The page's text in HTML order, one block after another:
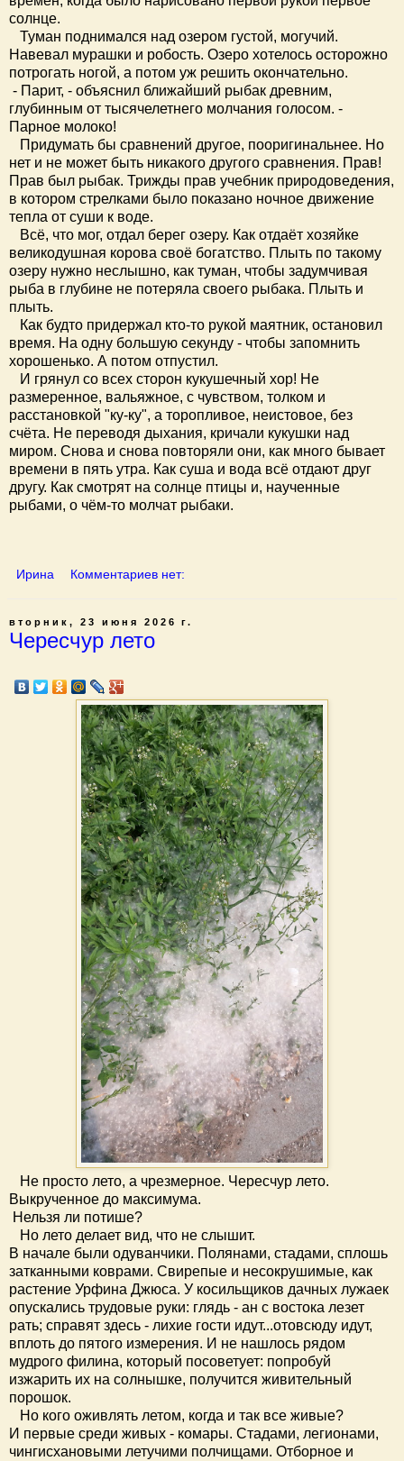
солнце.
Туман поднимался над озером густой, могучий.
Навевал мурашки и робость. Озеро хотелось осторожно
потрогать ногой, а потом уж решить окончательно.
- Парит, - объяснил ближайший рыбак древним,
глубинным от тысячелетнего молчания голосом. -
Парное молоко!
Придумать бы сравнений другое, пооригинальнее. Но
нет и не может быть никакого другого сравнения. Прав!
Прав был рыбак. Трижды прав учебник природоведения,
в котором стрелками было показано ночное движение
тепла от суши к воде.
Всё, что мог, отдал берег озеру. Как отдаёт хозяйке
великодушная корова своё богатство. Плыть по такому
озеру нужно неслышно, как туман, чтобы задумчивая
рыба в глубине не потеряла своего рыбака. Плыть и
плыть.
Как будто придержал кто-то рукой маятник, остановил
время. На одну большую секунду - чтобы запомнить
хорошенько. А потом отпустил.
И грянул со всех сторон кукушечный хор! Не
размеренное, вальяжное, с чувством, толком и
расстановкой "ку-ку", а торопливое, неистовое, без
счёта. Не переводя дыхания, кричали кукушки над
миром. Снова и снова повторяли они, как много бывает
времени в пять утра. Как суша и вода всё отдают друг
другу. Как смотрят на солнце птицы и, наученные
рыбами, о чём-то молчат рыбаки.
Ирина Комментариев нет:
вторник, 23 июня 2026 г.
Чересчур лето
Не просто лето, а чрезмерное. Чересчур лето.
Выкрученное до максимума.
Нельзя ли потише?
Но лето делает вид, что не слышит.
В начале были одуванчики. Полянами, стадами, сплошь
затканными коврами. Свирепые и несокрушимые, как
растение Урфина Джюса. У косильщиков дачных лужаек
опускались трудовые руки: глядь - ан с востока лезет
рать; справят здесь - лихие гости идут...отовсюду идут,
вплоть до пятого измерения. И не нашлось рядом
мудрого филина, который посоветует: попробуй
изжарить их на солнышке, получится живительный
порошок.
Но кого оживлять летом, когда и так все живые?
И первые среди живых - комары. Стадами, легионами,
чингисхановыми летучими полчищами. Отборное и